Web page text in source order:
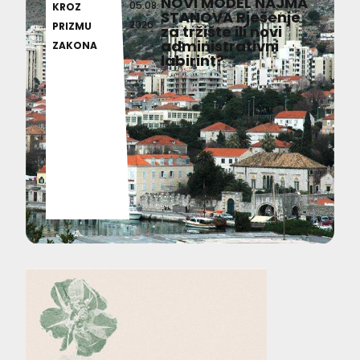
KROZ
PRIZMU
ZAKONA
05.08.
2026 STANOVA Rješenje
za tržište ili novi
administrativni
labirint?